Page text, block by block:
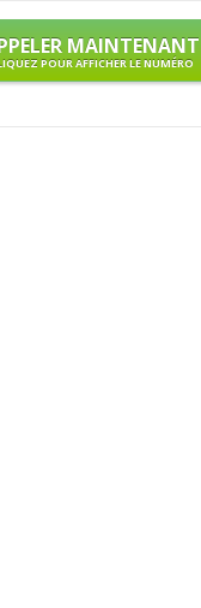
MAINTENANT
POUR AFFICHER LE NUMÉRO